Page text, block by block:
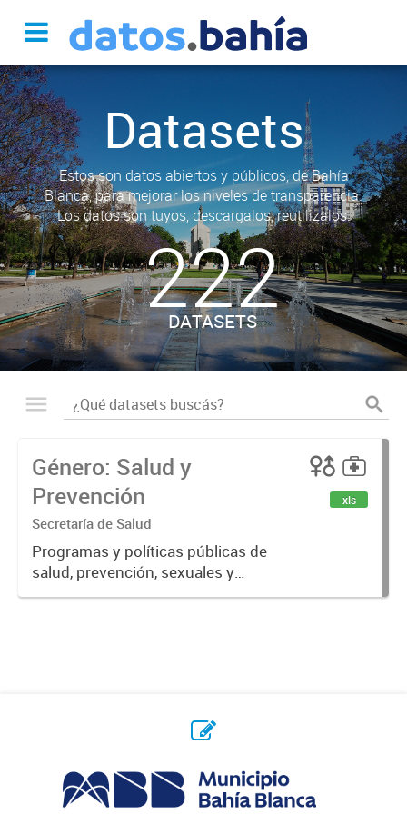
Datasets
Estos son datos abiertos y públicos, de Bahía
Blanca, para mejorar los niveles de transparencia.
Los datos son tuyos, descargalos, reutilizalos.
222
DATASETS
Género: Salud y
Prevención
Secretaría de Salud
Programas y políticas públicas de
salud, prevención, sexuales y
reproductivas.
xls